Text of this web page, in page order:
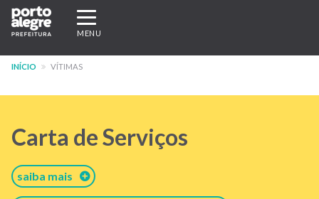
Pular
para
conteúdo
Expandir/recolher
navegação
MENU
INÍCIO VÍTIMAS
Carta de Serviços
saiba mais